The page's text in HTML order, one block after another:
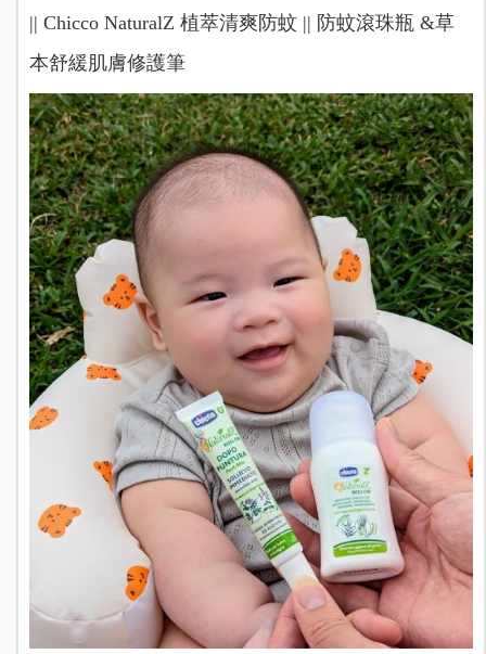
|| Chicco NaturalZ 植萃清爽防蚊 || 防蚊滾珠瓶 &草
本舒緩肌膚修護筆